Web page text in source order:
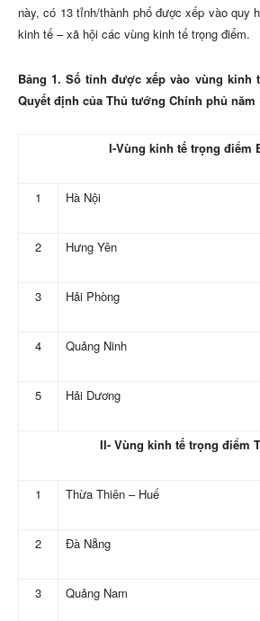
này, có 13 tỉnh/thành phố được xếp vào quy
kinh tế – xã hội các vùng kinh tế trọng điểm.
Bảng 1. Số tỉnh được xếp vào vùng kinh
Quyết định của Thủ tướng Chính phủ năm
I-Vùng kinh tế trọng điểm
1 Hà Nội
2 Hưng Yên
3 Hải Phòng
4 Quảng Ninh
5 Hải Dương
II- Vùng kinh tế trọng điểm
1 Thừa Thiên – Huế
2 Đà Nẵng
3 Quảng Nam